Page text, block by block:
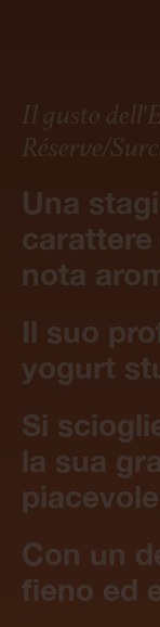
Il gusto
Réserve/
Una
carattere
nota
Il suo
yogurt
Si
la sua
Con un
fieno ed